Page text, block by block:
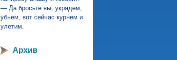
— Да бросьте вы, украдем,
убьем, вот сейчас курнем и
улетим.
Архив